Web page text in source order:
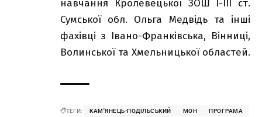
навчання Кролевецької ЗОШ І-ІІІ ст.
Сумської обл. Ольга Медвідь та інші
фахівці з Івано-Франківська, Вінниці,
Волинської та Хмельницької областей.
ТЕГИ: КАМ'ЯНЕЦЬ-ПОДІЛЬСЬКИЙ МОН
ПРОГРАМА